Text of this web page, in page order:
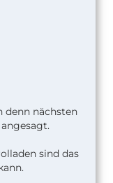
denn nächsten
sind das